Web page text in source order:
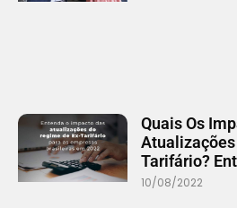
Quais Os
Atualizações
Tarifário?
10/08/2022